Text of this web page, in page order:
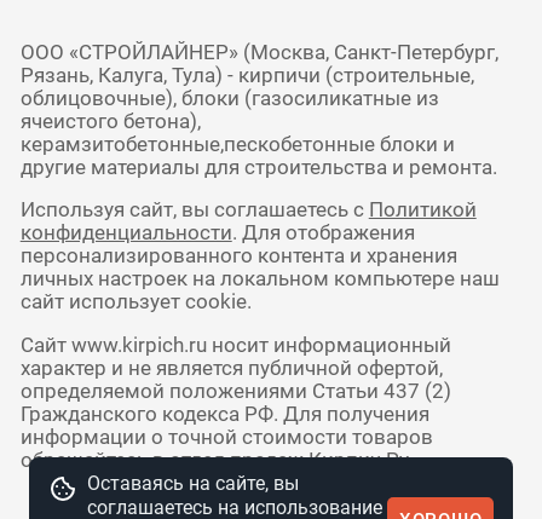
ООО «СТРОЙЛАЙНЕР» (Москва, Санкт-Петербург,
Рязань, Калуга, Тула) - кирпичи (строительные,
облицовочные), блоки (газосиликатные из
ячеистого бетона),
керамзитобетонные,пескобетонные блоки и
другие материалы для строительства и ремонта.
Используя сайт, вы соглашаетесь с Политикой
конфиденциальности. Для отображения
персонализированного контента и хранения
личных настроек на локальном компьютере наш
сайт использует cookie.
Сайт www.kirpich.ru носит информационный
характер и не является публичной офертой,
определяемой положениями Статьи 437 (2)
Гражданского кодекса РФ. Для получения
информации о точной стоимости товаров
обращайтесь в отдел продаж Кирпич Ру.
Оставаясь на сайте, вы
соглашаетесь на использование